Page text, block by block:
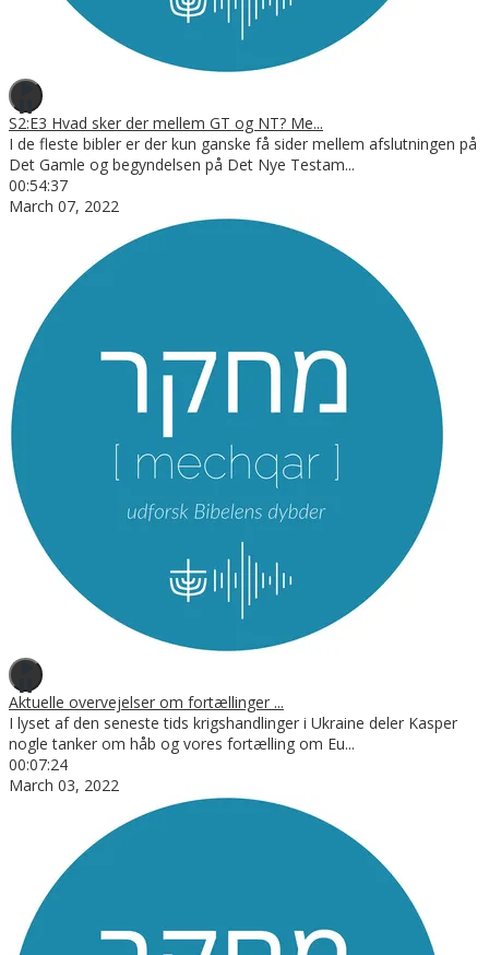
S2:E3 Hvad sker der mellem GT og NT? Me...
I de fleste bibler er der kun ganske få sider mellem afslutningen på
Det Gamle og begyndelsen på Det Nye Testam...
00:54:37
March 07, 2022
Aktuelle overvejelser om fortællinger ...
I lyset af den seneste tids krigshandlinger i Ukraine deler Kasper
nogle tanker om håb og vores fortælling om Eu...
00:07:24
March 03, 2022